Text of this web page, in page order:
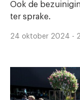
Ook de
ter sprake.
24 oktober 2024 -